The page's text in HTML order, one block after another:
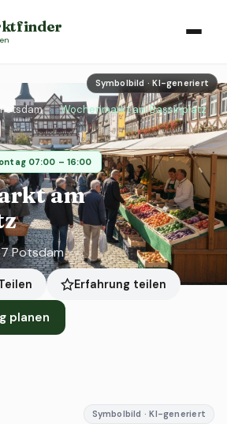
Symbolbild · KI-generiert
Potsdam › Wochenmarkt am Bassinplatz
07:00 – 16:00
am
Potsdam
Erfahrung teilen
planen
Symbolbild · KI-generiert